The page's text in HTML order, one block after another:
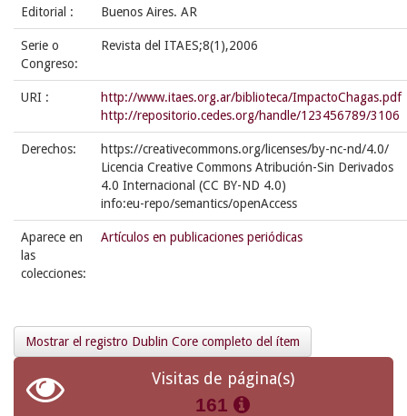
Editorial : Buenos Aires. AR
Serie o
Congreso:
Revista del ITAES;8(1),2006
URI :
http://www.itaes.org.ar/biblioteca/ImpactoChagas.pdf
http://repositorio.cedes.org/handle/123456789/3106
Derechos:
https://creativecommons.org/licenses/by-nc-nd/4.0/
Licencia Creative Commons Atribución-Sin Derivados
4.0 Internacional (CC BY-ND 4.0)
info:eu-repo/semantics/openAccess
Aparece en
las
colecciones:
Artículos en publicaciones periódicas
Mostrar el registro Dublin Core completo del ítem
Visitas de página(s)
161